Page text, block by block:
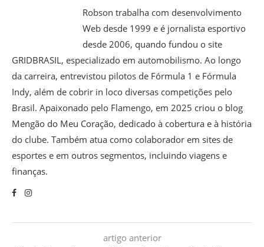
Robson trabalha com desenvolvimento
Web desde 1999 e é jornalista esportivo
desde 2006, quando fundou o site
GRIDBRASIL, especializado em automobilismo. Ao longo
da carreira, entrevistou pilotos de Fórmula 1 e Fórmula
Indy, além de cobrir in loco diversas competições pelo
Brasil. Apaixonado pelo Flamengo, em 2025 criou o blog
Mengão do Meu Coração, dedicado à cobertura e à história
do clube. Também atua como colaborador em sites de
esportes e em outros segmentos, incluindo viagens e
finanças.
artigo anterior